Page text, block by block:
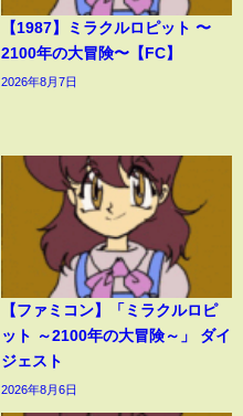
【1987】ミラクルロピット 〜
2100年の大冒険〜【FC】
2026年8月7日
【ファミコン】「ミラクルロピ
ット ～2100年の大冒険～」 ダイ
ジェスト
2026年8月6日